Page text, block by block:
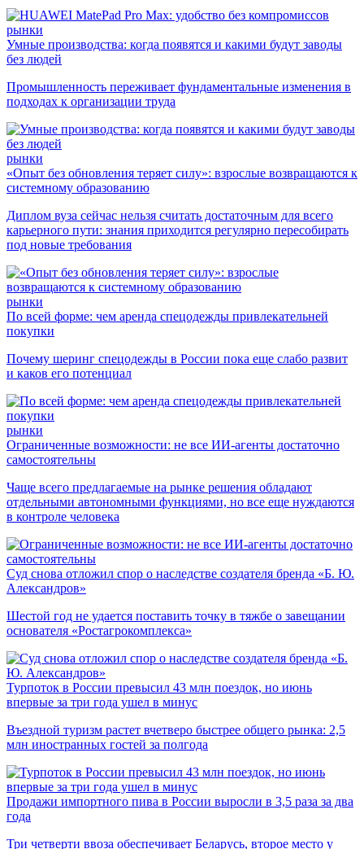
рынки
Умные производства: когда появятся и какими будут заводы
без людей
Промышленность переживает фундаментальные изменения в
подходах к организации труда
рынки
«Опыт без обновления теряет силу»: взрослые возвращаются к
системному образованию
Диплом вуза сейчас нельзя считать достаточным для всего
карьерного пути: знания приходится регулярно пересобирать
под новые требования
рынки
По всей форме: чем аренда спецодежды привлекательней
покупки
Почему шеринг спецодежды в России пока еще слабо развит
и каков его потенциал
рынки
Ограниченные возможности: не все ИИ-агенты достаточно
самостоятельны
Чаще всего предлагаемые на рынке решения обладают
отдельными автономными функциями, но все еще нуждаются
в контроле человека
Суд снова отложил спор о наследстве создателя бренда «Б. Ю.
Александров»
Шестой год не удается поставить точку в тяжбе о завещании
основателя «Ростагрокомплекса»
Турпоток в России превысил 43 млн поездок, но июнь
впервые за три года ушел в минус
Въездной туризм растет вчетверо быстрее общего рынка: 2,5
млн иностранных гостей за полгода
Продажи импортного пива в России выросли в 3,5 раза за два
года
Три четверти ввоза обеспечивает Беларусь, второе место у